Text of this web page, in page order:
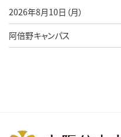
2026年8月10日（月）
阿倍野キャンパス